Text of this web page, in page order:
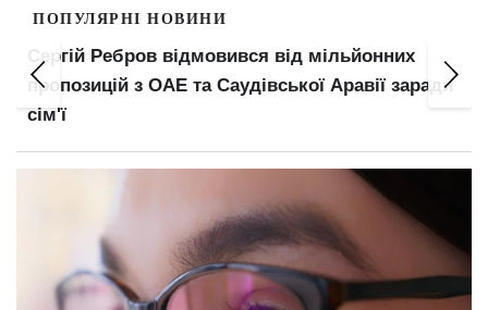
ПОПУЛЯРНІ НОВИНИ
Сергій Ребров відмовився від мільйонних
пропозицій з ОАЕ та Саудівської Аравії заради
сім'ї